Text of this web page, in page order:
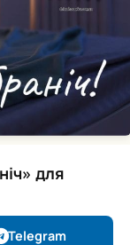
для
Telegram